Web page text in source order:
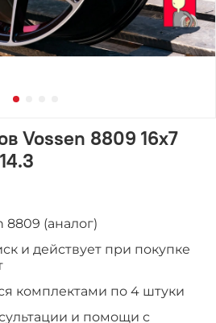
Vossen 8809 16x7
8809 (аналог)
и действует при покупке
комплектами по 4 штуки
и помощи с